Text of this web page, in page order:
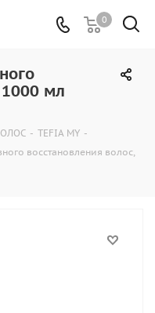
0
мл
- TEFIA MY -
восстановления волос,